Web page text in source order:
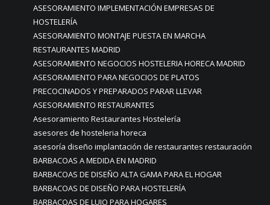
ASESORAMIENTO IMPLEMENTACIÓN EMPRESAS DE
HOSTELERÍA
ASESORAMIENTO MONTAJE PUESTA EN MARCHA
RESTAURANTES MADRID
ASESORAMIENTO NEGOCIOS HOSTELERIA HORECA MADRID
ASESORAMIENTO PARA NEGOCIOS DE PLATOS
PRECOCINADOS Y PREPARADOS PARAR LLEVAR
ASESORAMIENTO RESTAURANTES
Asesoramiento Restaurantes Hostelería
asesores de hosteleria horeca
asesoría diseño implantación de restaurantes restauración
BARBACOAS A MEDIDA EN MADRID
BARBACOAS DE DISEÑO ALTA GAMA PARA EL HOGAR
BARBACOAS DE DISEÑO PARA HOSTELERÍA
BARBACOAS DE LUJO PARA HOGARES